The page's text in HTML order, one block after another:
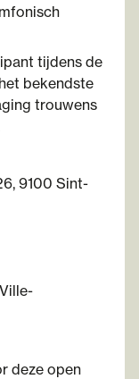
tijdens de
bekendste
trouwens
9100 Sint-
deze open